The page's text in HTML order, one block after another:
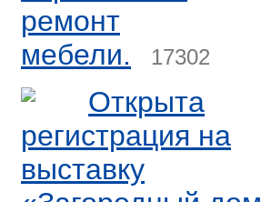
ремонт
мебели.
17302
Открыта
регистрация на
выставку